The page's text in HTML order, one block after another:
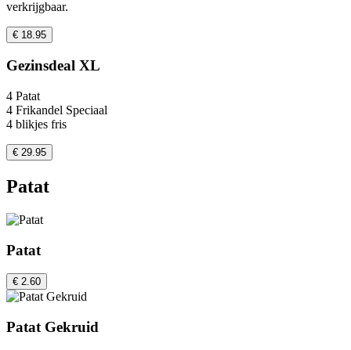
verkrijgbaar.
€ 18.95
Gezinsdeal XL
4 Patat
4 Frikandel Speciaal
4 blikjes fris
€ 29.95
Patat
Patat
€ 2.60
Patat Gekruid